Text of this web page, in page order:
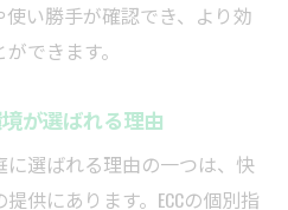
い勝手が確認でき、より効
できます。
が選ばれる理由
選ばれる理由の一つは、快
供にあります。ECCの個別指